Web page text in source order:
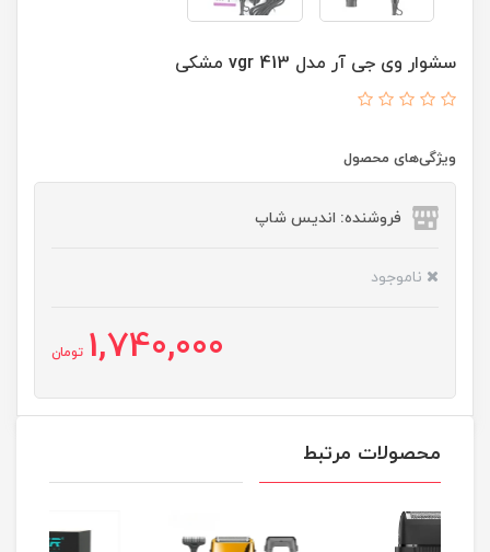
سشوار وی جی آر مدل vgr 413 مشکی
ویژگی‌های محصول
فروشنده: اندیس شاپ
ناموجود
1,740,000 تومان
محصولات مرتبط